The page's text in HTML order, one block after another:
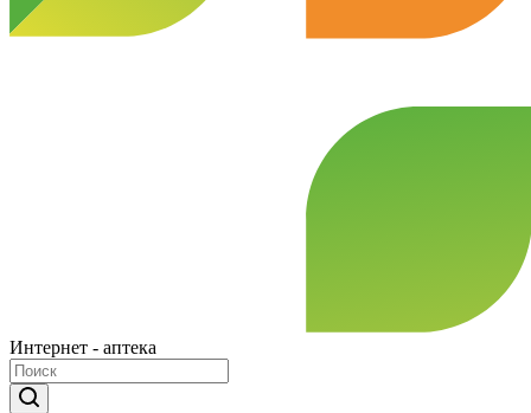
Интернет - аптека